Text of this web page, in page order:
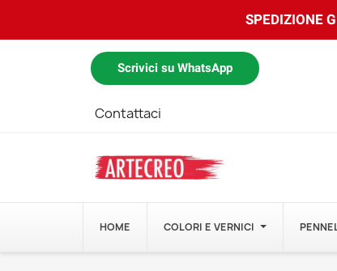
SPEDIZIONE
Scrivici su WhatsApp
Contattaci
HOME COLORI E VERNICI